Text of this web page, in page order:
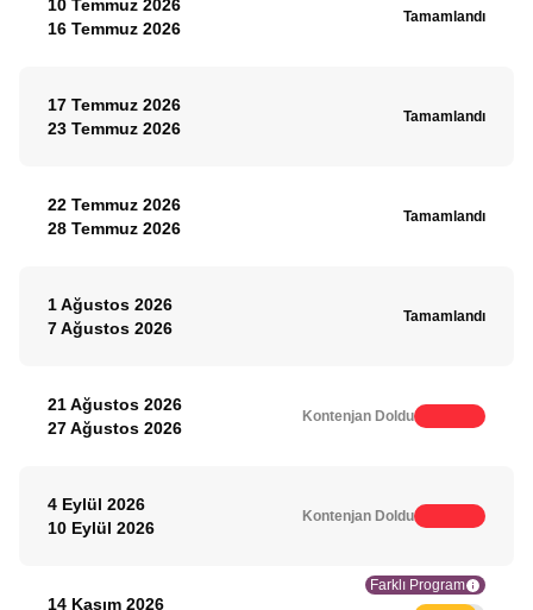
10 Temmuz 2026
16 Temmuz 2026
Tamamlandı
17 Temmuz 2026
23 Temmuz 2026
Tamamlandı
22 Temmuz 2026
28 Temmuz 2026
Tamamlandı
1 Ağustos 2026
7 Ağustos 2026
Tamamlandı
21 Ağustos 2026
27 Ağustos 2026
Kontenjan Doldu
4 Eylül 2026
10 Eylül 2026
Kontenjan Doldu
14 Kasım 2026
Farklı Program